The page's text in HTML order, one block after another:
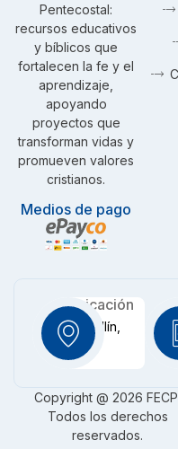
Pentecostal:
recursos educativos
y bíblicos que
fortalecen la fe y el
aprendizaje,
apoyando
proyectos que
transforman vidas y
promueven valores
cristianos.
Medios de pago
Ubicación
Medellín,
CO
Copyright @ 2026
Todos los derechos
reservados.